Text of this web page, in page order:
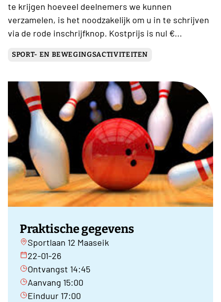
te krijgen hoeveel deelnemers we kunnen
verzamelen, is het noodzakelijk om u in te schrijven
via de rode inschrijfknop. Kostprijs is nul €...
SPORT- EN BEWEGINGSACTIVITEITEN
Praktische gegevens
Sportlaan 12 Maaseik
22-01-26
Ontvangst 14:45
Aanvang 15:00
Einduur 17:00